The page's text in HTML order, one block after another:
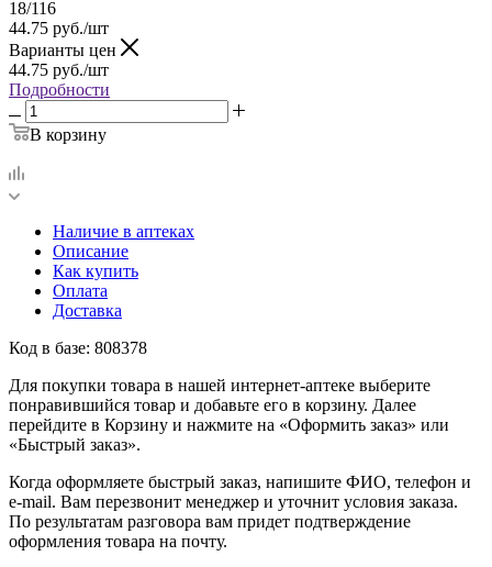
18/116
44.75 руб./шт
Варианты цен
44.75 руб./шт
Подробности
В корзину
Наличие в аптеках
Описание
Как купить
Оплата
Доставка
Код в базе: 808378
Для покупки товара в нашей интернет-аптеке выберите
понравившийся товар и добавьте его в корзину. Далее
перейдите в Корзину и нажмите на «Оформить заказ» или
«Быстрый заказ».
Когда оформляете быстрый заказ, напишите ФИО, телефон и
e-mail. Вам перезвонит менеджер и уточнит условия заказа.
По результатам разговора вам придет подтверждение
оформления товара на почту.